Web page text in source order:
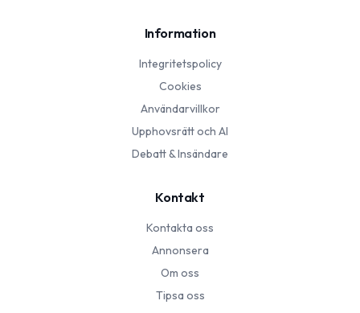
Information
Integritetspolicy
Cookies
Användarvillkor
Upphovsrätt och AI
Debatt & Insändare
Kontakt
Kontakta oss
Annonsera
Om oss
Tipsa oss